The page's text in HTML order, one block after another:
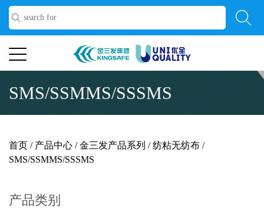
SMS/SSMMS/SSSMS
首页 / 产品中心 /金三发产品系列 /纺粘无纺布 /
SMS/SSMMS/SSSMS
产品类别